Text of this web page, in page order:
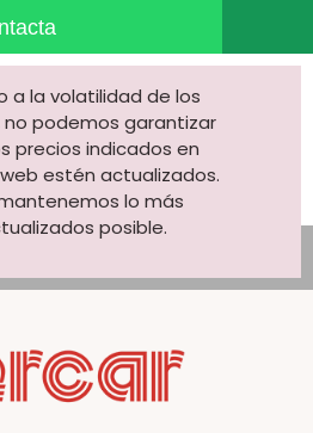
a la volatilidad de los
no podemos garantizar
precios indicados en
estén actualizados.
lo más
posible.